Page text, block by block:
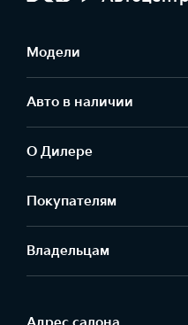
Модели
Авто в наличии
О Дилере
Покупателям
Владельцам